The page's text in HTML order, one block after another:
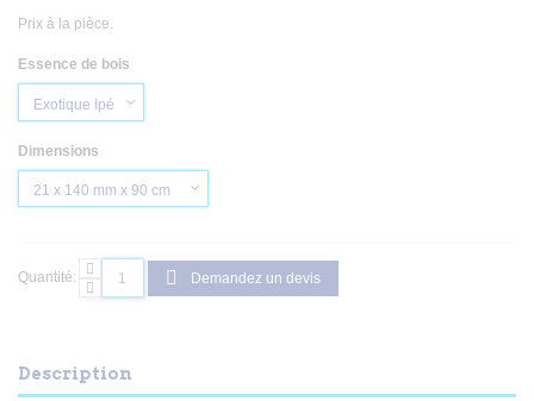
Prix à la pièce.
Essence de bois
Dimensions
Quantité: Demandez un devis
Description